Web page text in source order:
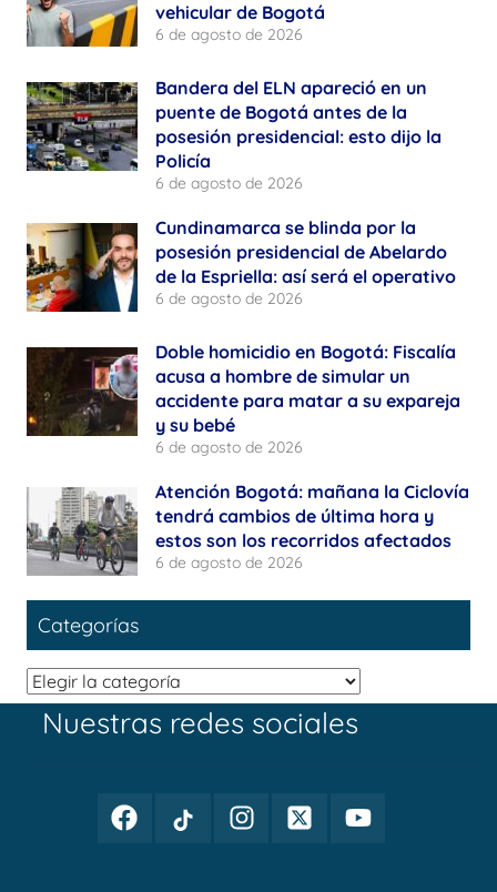
vehicular de Bogotá
6 de agosto de 2026
Bandera del ELN apareció en un
puente de Bogotá antes de la
posesión presidencial: esto dijo la
Policía
6 de agosto de 2026
Cundinamarca se blinda por la
posesión presidencial de Abelardo
de la Espriella: así será el operativo
6 de agosto de 2026
Doble homicidio en Bogotá: Fiscalía
acusa a hombre de simular un
accidente para matar a su expareja
y su bebé
6 de agosto de 2026
Atención Bogotá: mañana la Ciclovía
tendrá cambios de última hora y
estos son los recorridos afectados
6 de agosto de 2026
Categorías
Categorías
Nuestras redes sociales
FacebookTikTok
InstagramTwitterYoutube